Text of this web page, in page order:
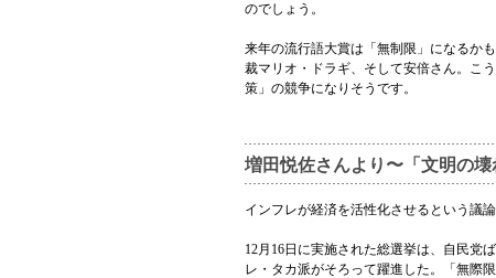
のでしょう。
来年の流行語大賞は「無制限」になるか
裁マリオ・ドラギ、そして安倍さん。こ
策」の競争になりそうです。
増田悦佐さんより〜「文明の
インフレが経済を活性化させるという議
12月16日に実施された総選挙は、自民党
レ・タカ派がそろって躍進した。「無際